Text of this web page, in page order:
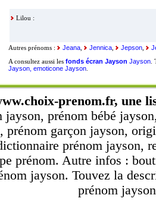
Lilou :
Autres prénoms : Jeana, Jennica, Jepson,
A consultez aussi les fonds écran Jayson Jayson.
Jayson, emoticone Jayson.
prenom.fr, une
jayson, prénom bébé
prénom garçon jayson,
prénom jayson,
prénom. Autre infos :
jayson. Touvez la
prénom